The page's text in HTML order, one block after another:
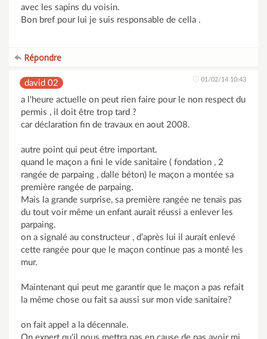
avec les sapins du voisin.
Bon bref pour lui je suis responsable de cella .
Répondre
david 02 01/02/14 10:43
a l'heure actuelle on peut rien faire pour le non respect du
permis , il doit être trop tard ?
car déclaration fin de travaux en aout 2008.
autre point qui peut être important.
quand le maçon a fini le vide sanitaire ( fondation , 2
rangée de parpaing , dalle béton) le maçon a montée sa
première rangée de parpaing.
Mais la grande surprise, sa première rangée ne tenais pas
du tout voir même un enfant aurait réussi a enlever les
parpaing.
on a signalé au constructeur , d’après lui il aurait enlevé
cette rangée pour que le maçon continue pas a monté les
mur.
Maintenant qui peut me garantir que le maçon a pas refait
la même chose ou fait sa aussi sur mon vide sanitaire?
on fait appel a la décennale.